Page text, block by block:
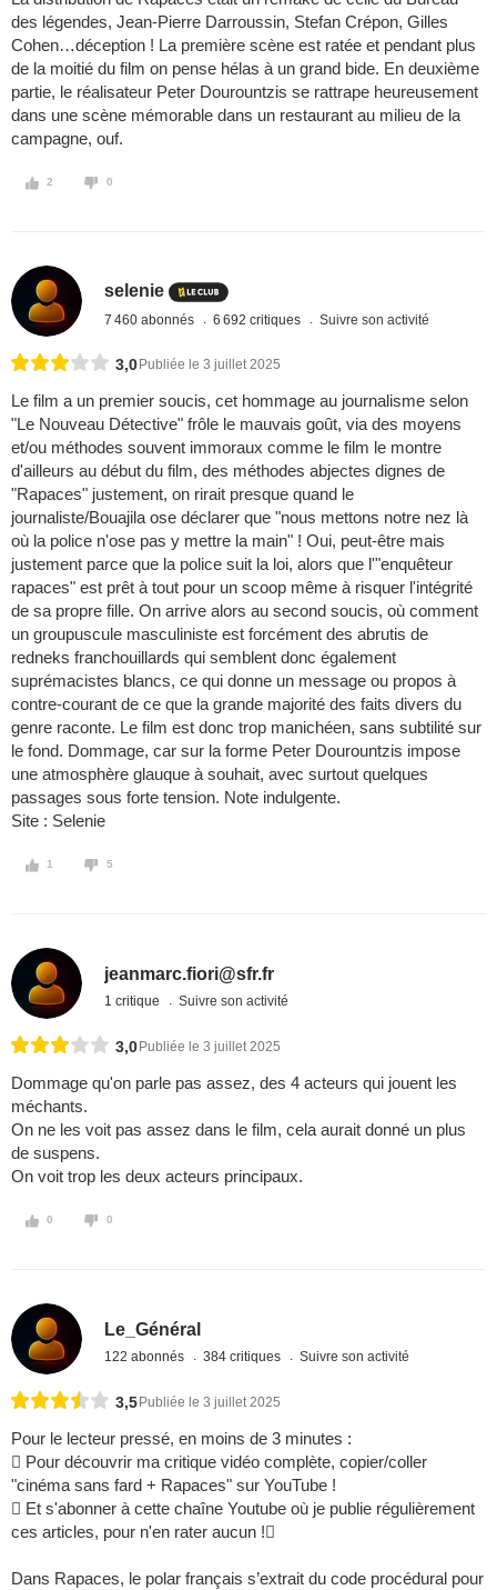
des légendes, Jean-Pierre Darroussin, Stefan Crépon, Gilles
Cohen…déception ! La première scène est ratée et pendant plus
de la moitié du film on pense hélas à un grand bide. En deuxième
partie, le réalisateur Peter Dourountzis se rattrape heureusement
dans une scène mémorable dans un restaurant au milieu de la
campagne, ouf.
2 0
selenie
7 460 abonnés 6 692 critiques Suivre son activité
3,0 Publiée le 3 juillet 2025
Le film a un premier soucis, cet hommage au journalisme selon
"Le Nouveau Détective" frôle le mauvais goût, via des moyens
et/ou méthodes souvent immoraux comme le film le montre
d'ailleurs au début du film, des méthodes abjectes dignes de
"Rapaces" justement, on rirait presque quand le
journaliste/Bouajila ose déclarer que "nous mettons notre nez là
où la police n'ose pas y mettre la main" ! Oui, peut-être mais
justement parce que la police suit la loi, alors que l'"enquêteur
rapaces" est prêt à tout pour un scoop même à risquer l'intégrité
de sa propre fille. On arrive alors au second soucis, où comment
un groupuscule masculiniste est forcément des abrutis de
redneks franchouillards qui semblent donc également
suprémacistes blancs, ce qui donne un message ou propos à
contre-courant de ce que la grande majorité des faits divers du
genre raconte. Le film est donc trop manichéen, sans subtilité sur
le fond. Dommage, car sur la forme Peter Dourountzis impose
une atmosphère glauque à souhait, avec surtout quelques
passages sous forte tension. Note indulgente.
Site : Selenie
1 5
jeanmarc.fiori@sfr.fr
1 critique Suivre son activité
3,0 Publiée le 3 juillet 2025
Dommage qu'on parle pas assez, des 4 acteurs qui jouent les
méchants.
On ne les voit pas assez dans le film, cela aurait donné un plus
de suspens.
On voit trop les deux acteurs principaux.
0 0
Le_Général
122 abonnés 384 critiques Suivre son activité
3,5 Publiée le 3 juillet 2025
Pour le lecteur pressé, en moins de 3 minutes :
 Pour découvrir ma critique vidéo complète, copier/coller
"cinéma sans fard + Rapaces" sur YouTube !
 Et s'abonner à cette chaîne Youtube où je publie régulièrement
ces articles, pour n'en rater aucun !
Dans Rapaces, le polar français s’extrait du code procédural pour